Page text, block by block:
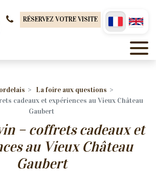
RÉSERVEZ VOTRE VISITE
La foire aux questions
cadeaux et expériences au Vieux Château
Gaubert
– coffrets cadeaux et
au Vieux Château
Gaubert
cookies